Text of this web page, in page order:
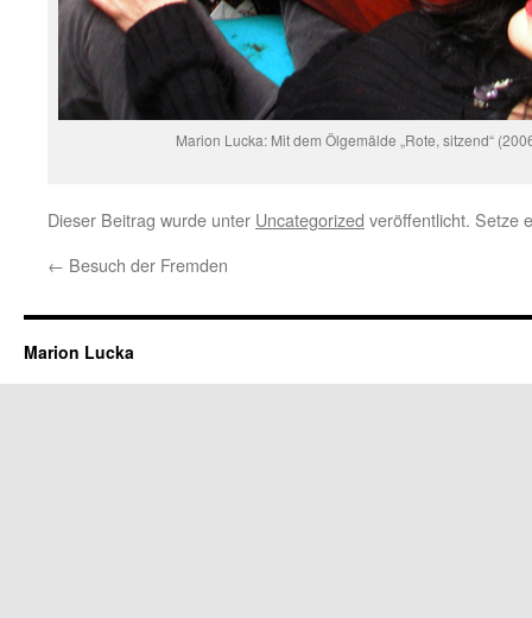
Marion Lucka: Mit dem Ölgemälde „Rote, sitzend“
Dieser Beitrag wurde unter Uncategorized veröffentlicht. Setze
← Besuch der Fremden
Marion Lucka